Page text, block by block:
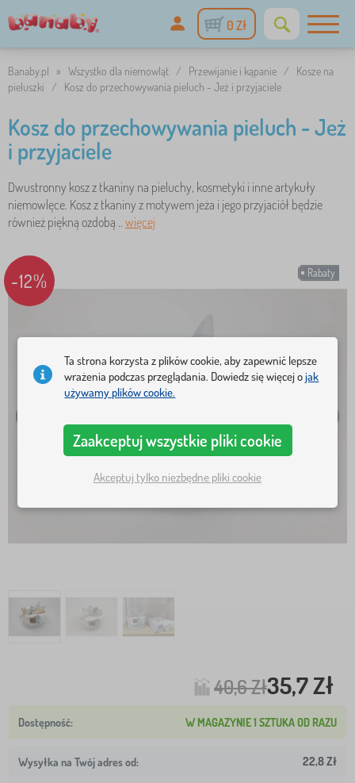
0 Zł
Banaby.pl » Wszystko dla niemowląt / Przewijanie i kąpanie /
Kosze na
pieluszki
/ Kosz do przechowywania pieluch - Jeż i przyjaciele
Kosz do przechowywania pieluch - Jeż
i przyjaciele
Dwustronny kosz z tkaniny na pieluchy, kosmetyki i inne artykuły
niemowlęce. Kosz z tkaniny z motywem jeża i jego przyjaciół będzie
również piękną ozdobą .. więcej
Rabaty
-12%
40,6 Zł35,7 Zł
W MAGAZYNIE 1 SZTUKA OD RAZU
Wysyłka na Twój adres od: 22,8 Zł
Ta strona korzysta z plików cookie, aby zapewnić lepsze
wrażenia podczas przeglądania. Dowiedz się więcej ojak
używamy plików cookie.
Zaakceptuj wszystkie pliki cookie
Akceptuj tylko niezbędne pliki cookie